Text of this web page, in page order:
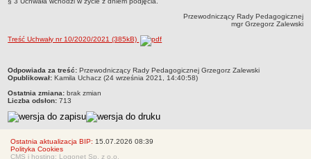
Rekrutacja
RODO
Przewodniczący Rady Pedagogicznej
mgr Grzegorz Zalewski
Treść Uchwały nr 10/2020/2021 (385kB)
metryczka
Odpowiada za treść: Przewodniczący Rady Pedagogicznej Grzegorz Zalewski
Opublikował: Kamila Uchacz (24 września 2021, 14:40:58)
Ostatnia zmiana: brak zmian
Liczba odsłon: 713
Ostatnia aktualizacja BIP: 15.07.2026 08:39
Polityka Cookies
CMS i hosting: Logonet Sp. z o.o.